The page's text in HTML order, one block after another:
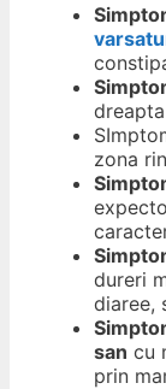
zona
dureri
diaree,
san cu
prin